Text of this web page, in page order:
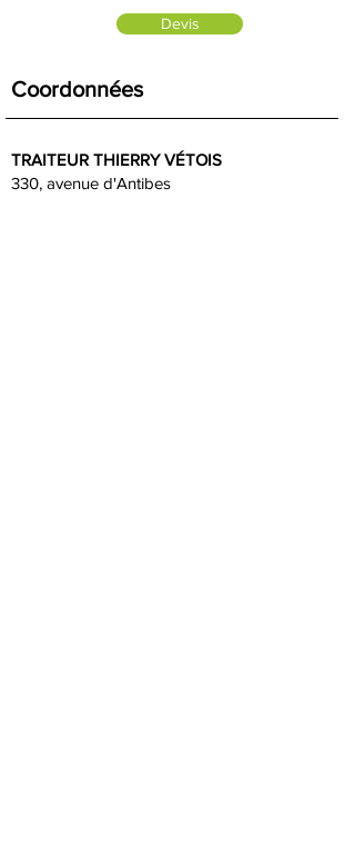
Devis
Coordonnées
TRAITEUR THIERRY VÉTOIS
330, avenue d'Antibes